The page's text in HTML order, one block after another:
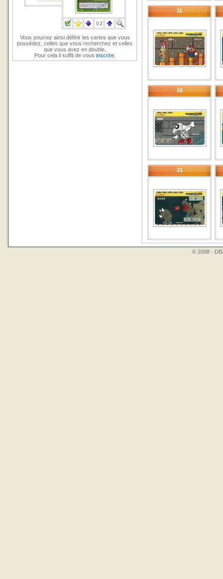
Vous pourrez ainsi définir les cartes que vous
possédez, celles que vous recherchez et celles
que vous avez en double.
Pour cela il suffit de vous inscrire.
11
16
21
© 2008 -